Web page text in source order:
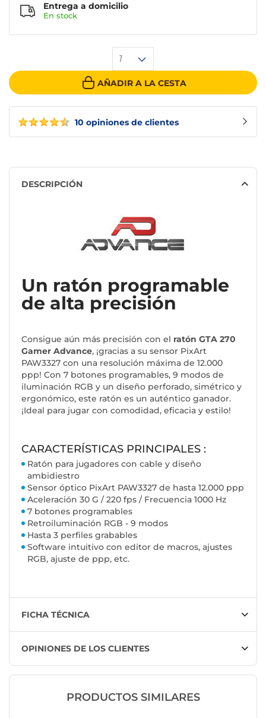
10 opiniones de clientes
1
AÑADIR A LA CESTA
Entrega a domicilio
En stock
DESCRIPCIÓN
Un ratón programable
de alta precisión
Consigue aún más precisión con el ratón GTA 270
Gamer Advance, ¡gracias a su sensor PixArt
PAW3327 con una resolución máxima de 12.000
ppp! Con 7 botones programables, 9 modos de
iluminación RGB y un diseño perforado, simétrico y
ergonómico, este ratón es un auténtico ganador.
¡Ideal para jugar con comodidad, eficacia y estilo!
CARACTERÍSTICAS PRINCIPALES :
Ratón para jugadores con cable y diseño
ambidiestro
Sensor óptico PixArt PAW3327 de hasta 12.000 ppp
Aceleración 30 G / 220 fps / Frecuencia 1000 Hz
7 botones programables
Retroiluminación RGB - 9 modos
Hasta 3 perfiles grabables
Software intuitivo con editor de macros, ajustes
RGB, ajuste de ppp, etc.
FICHA TÉCNICA
OPINIONES DE LOS CLIENTES
PRODUCTOS SIMILARES